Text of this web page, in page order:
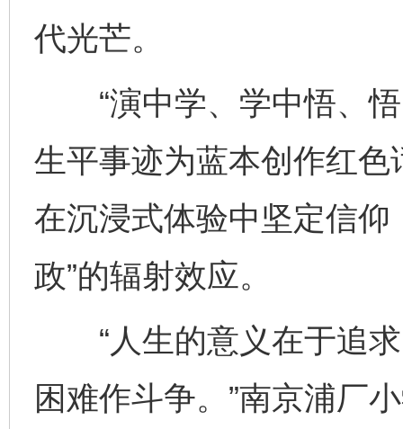
代光芒。
“演中学、学中悟、悟
生平事迹为蓝本创作红
在沉浸式体验中坚定信仰
政”的辐射效应。
“人生的意义在于追求
困难作斗争。”南京浦厂